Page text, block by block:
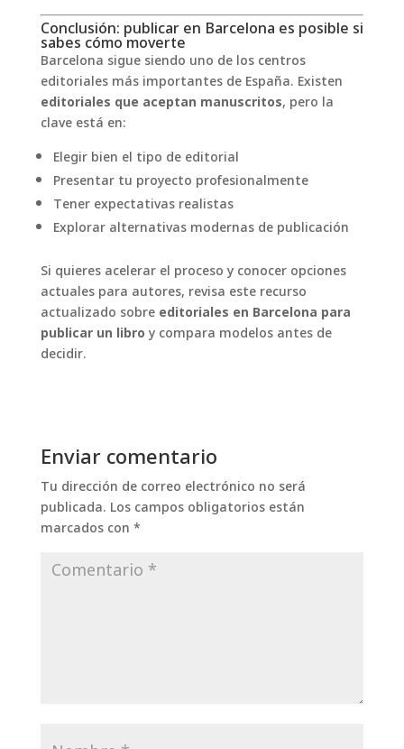
Conclusión: publicar en Barcelona es posible si
sabes cómo moverte
Barcelona sigue siendo uno de los centros
editoriales más importantes de España. Existen
editoriales que aceptan manuscritos, pero la
clave está en:
Elegir bien el tipo de editorial
Presentar tu proyecto profesionalmente
Tener expectativas realistas
Explorar alternativas modernas de publicación
Si quieres acelerar el proceso y conocer opciones
actuales para autores, revisa este recurso
actualizado sobreeditoriales en Barcelona para
publicar un libroy compara modelos antes de
decidir.
Enviar comentario
Tu dirección de correo electrónico no será
publicada.Los campos obligatorios están
marcados con*